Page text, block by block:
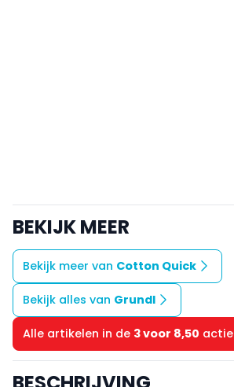
BEKIJK MEER
Bekijk meer van Cotton Quick
Bekijk alles van Grundl
Alle artikelen in de 3 voor 8,50 actie